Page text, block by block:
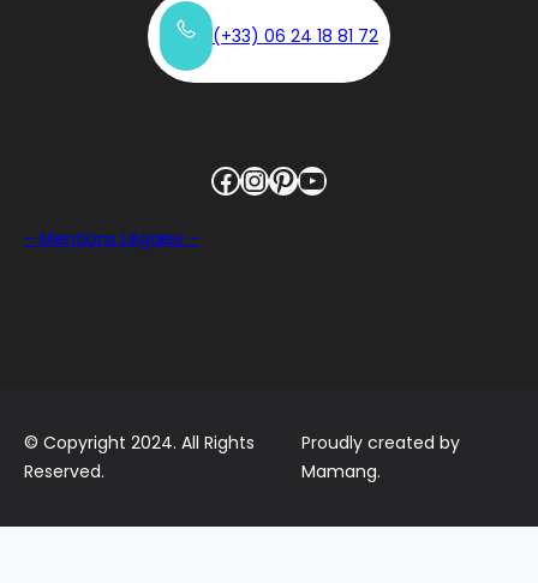
(+33) 06 24 18 81 72
Facebook
Instagram
Pinterest
YouTube
– Mentions Légales –
© Copyright 2024. All Rights
Reserved.
Proudly created by
Mamang.